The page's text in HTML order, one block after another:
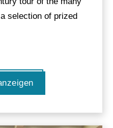
selection of prized